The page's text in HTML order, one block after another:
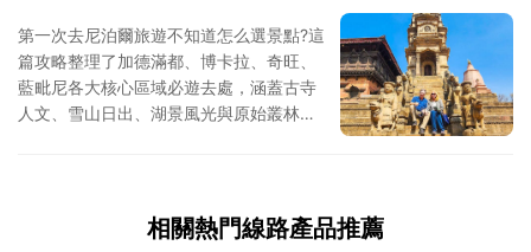
第一次去尼泊爾旅遊不知道怎么選景點?這
篇攻略整理了加德滿都、博卡拉、奇旺、
藍毗尼各大核心區域必遊去處，涵蓋古寺
人文、雪山日出、湖景風光與原始叢林多
相關熱門線路產品推薦